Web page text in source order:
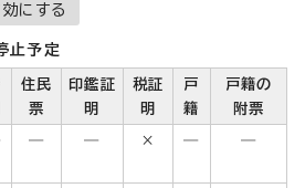
にする
止予定
住民
票
印鑑証
明
税証
明
戸
籍
戸籍の
附票
― ― × ― ―